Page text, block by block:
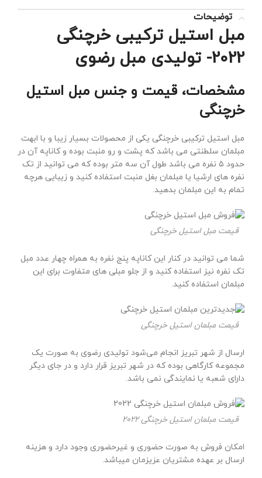
توضیحات
مبل استیل ترکیبی خرچنگی
2022- تولیدی مبل رضوی
مشخصات، قیمت و جنس مبل استیل
خرچنگی
مبل استیل ترکیبی خرچنگی یکی از محصولات بسیار زیبا و با ابهت
مبلمان سلطنتی می باشد که پشت و رو منبت بوده و کاناپه آن در
حدود ۵ نفره می باشد طول آن سه متر بوده که می توانید از تک
نفره های ارشیا یا مبلمان بغل منبت استفاده کنید و زیبایی هرچه
تمام به این مبلمان بدهید.
قیمت مبل استیل خرچنگی
شما می توانید در کنار این کاناپه پنج نفره به همراه چهار عدد مبل
تک نفره نیز استفاده کنید و از جلو مبلی های متفاوت برای این
مبلمان استفاده کنید.
قیمت مبلمان استیل خرچنگی
ارسال از شهر تبریز انجام می‌شود تولیدی رضوی به صورت یک
مجموعه کارگاهی بوده که در شهر تبریز قرار دارد و در جای دیگر
دارای شعبه یا نمایندگی نمی باشد.
قیمت مبلمان استیل خرچنگی 2022
امکان فروش به صورت حضوری و غیرحضوری وجود دارد و هزینه
ارسال بر عهده مشتریان عزیزمان میباشد.